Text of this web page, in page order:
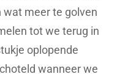
wat meer te golven
tot we terug in
oplopende
wanneer we